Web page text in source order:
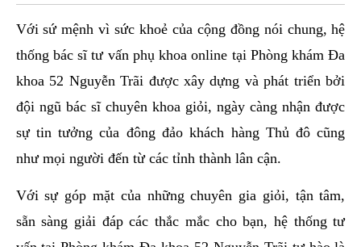
Với sứ mệnh vì sức khoẻ của cộng đồng nói chung, hệ
thống bác sĩ tư vấn phụ khoa online tại Phòng khám Đa
khoa 52 Nguyễn Trãi được xây dựng và phát triển bởi
đội ngũ bác sĩ chuyên khoa giỏi, ngày càng nhận được
sự tin tưởng của đông đảo khách hàng Thủ đô cũng
như mọi người đến từ các tỉnh thành lân cận.
Với sự góp mặt của những chuyên gia giỏi, tận tâm,
sẵn sàng giải đáp các thắc mắc cho bạn, hệ thống tư